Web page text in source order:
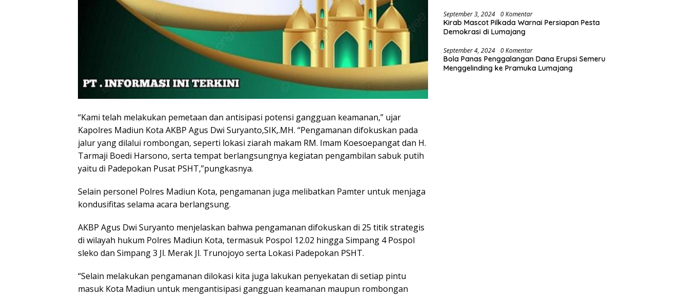
“Kami telah melakukan pemetaan dan antisipasi potensi gangguan keamanan,” ujar
Kapolres Madiun Kota AKBP Agus Dwi Suryanto,SIK,.MH. “Pengamanan difokuskan pada
jalur yang dilalui rombongan, seperti lokasi ziarah makam RM. Imam Koesoepangat dan H.
Tarmaji Boedi Harsono, serta tempat berlangsungnya kegiatan pengambilan sabuk putih
yaitu di Padepokan Pusat PSHT,”pungkasnya.
Selain personel Polres Madiun Kota, pengamanan juga melibatkan Pamter untuk menjaga
kondusifitas selama acara berlangsung.
AKBP Agus Dwi Suryanto menjelaskan bahwa pengamanan difokuskan di 25 titik strategis
di wilayah hukum Polres Madiun Kota, termasuk Pospol 12.02 hingga Simpang 4 Pospol
sleko dan Simpang 3 Jl. Merak Jl. Trunojoyo serta Lokasi Padepokan PSHT.
“Selain melakukan pengamanan dilokasi kita juga lakukan penyekatan di setiap pintu
masuk Kota Madiun untuk mengantisipasi gangguan keamanan maupun rombongan
September 3, 2024 0 Komentar
Kirab Mascot Pilkada Warnai Persiapan Pesta
Demokrasi di Lumajang
September 4, 2024 0 Komentar
Bola Panas Penggalangan Dana Erupsi Semeru
Menggelinding ke Pramuka Lumajang